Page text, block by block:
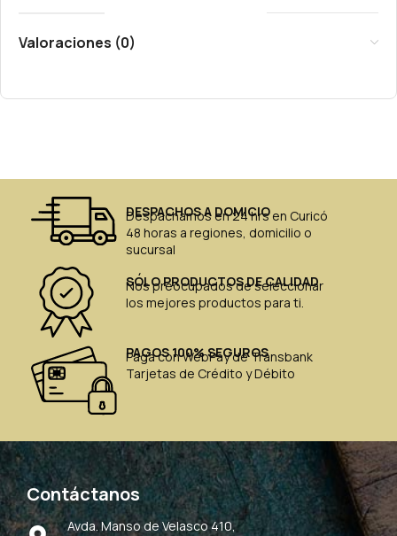
Valoraciones (0)
DESPACHOS A DOMICIO
Despachamos en 24 hrs en Curicó
48 horas a regiones, domicilio o
sucursal
SÓLO PRODUCTOS DE CALIDAD
Nos preocupados de seleccionar
los mejores productos para ti.
PAGOS 100% SEGUROS
Paga con WebPay de Transbank
Tarjetas de Crédito y Débito
Contáctanos
Avda. Manso de Velasco 410,